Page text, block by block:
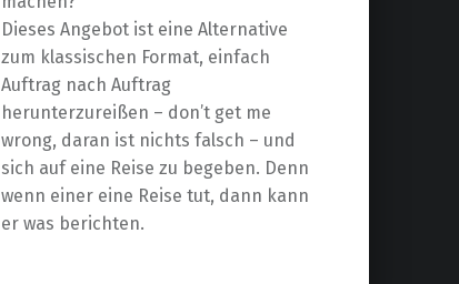
Dieses Angebot ist eine Alternative
zum klassischen Format, einfach
Auftrag nach Auftrag
herunterzureißen – don’t get me
wrong, daran ist nichts falsch – und
sich auf eine Reise zu begeben. Denn
wenn einer eine Reise tut, dann kann
er was berichten.